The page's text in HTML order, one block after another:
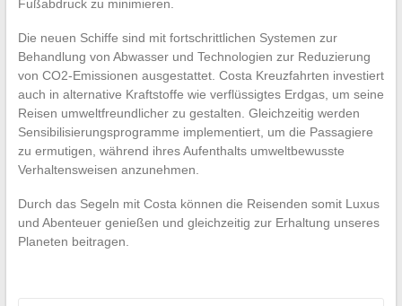
Fußabdruck zu minimieren.
Die neuen Schiffe sind mit fortschrittlichen Systemen zur
Behandlung von Abwasser und Technologien zur Reduzierung
von CO2-Emissionen ausgestattet. Costa Kreuzfahrten investiert
auch in alternative Kraftstoffe wie verflüssigtes Erdgas, um seine
Reisen umweltfreundlicher zu gestalten. Gleichzeitig werden
Sensibilisierungsprogramme implementiert, um die Passagiere
zu ermutigen, während ihres Aufenthalts umweltbewusste
Verhaltensweisen anzunehmen.
Durch das Segeln mit Costa können die Reisenden somit Luxus
und Abenteuer genießen und gleichzeitig zur Erhaltung unseres
Planeten beitragen.